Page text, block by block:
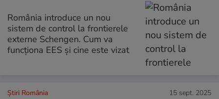
România introduce un nou
sistem de control la frontierele
externe Schengen. Cum va
funcționa EES și cine este vizat
Știri România 15 sept. 2025